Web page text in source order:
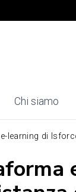
Chi siamo
learning di